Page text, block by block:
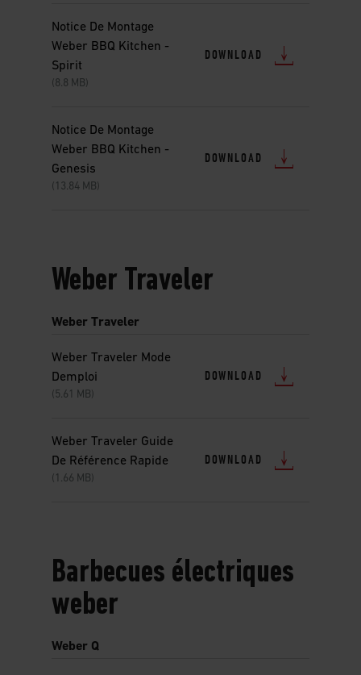
Notice De Montage
Weber BBQ Kitchen -
Spirit
(8.8 MB)
DOWNLOAD
Notice De Montage
Weber BBQ Kitchen -
Genesis
(13.84 MB)
DOWNLOAD
Weber Traveler
Weber Traveler
Weber Traveler Mode
Demploi
(5.61 MB)
DOWNLOAD
Weber Traveler Guide
De Référence Rapide
(1.66 MB)
DOWNLOAD
Barbecues électriques
weber
Weber Q